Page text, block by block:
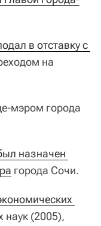
в отставку с
на
мэром города
назначен
города Сочи.
наук (2005),